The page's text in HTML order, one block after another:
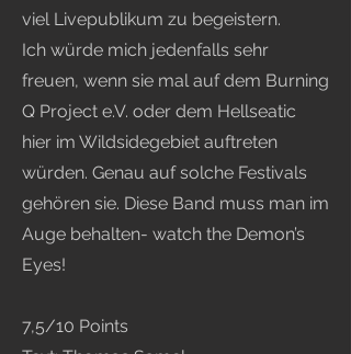
viel Livepublikum zu begeistern.
Ich würde mich jedenfalls sehr
freuen, wenn sie mal auf dem Burning
Q Project e.V. oder dem Hellseatic
hier im Wildsidegebiet auftreten
würden. Genau auf solche Festivals
gehören sie. Diese Band muss man im
Auge behalten- watch the Demon’s
Eyes!
7,5/10 Points